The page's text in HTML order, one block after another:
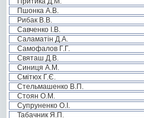
Пшонка А.В.
Рибак В.В.
Савченко І.В.
Саламатін Д.А.
Самофалов Г.Г.
Святаш Д.В.
Синиця А.М.
Смітюх Г.Є.
Стельмашенко В.П.
Стоян О.М.
Супруненко О.І.
Табачник Я.П.